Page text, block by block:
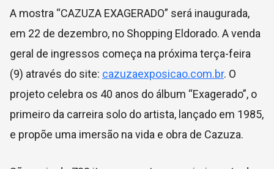
A mostra “CAZUZA EXAGERADO” será inaugurada,
em 22 de dezembro, no Shopping Eldorado. A venda
geral de ingressos começa na próxima terça-feira
(9) através do site: cazuzaexposicao.com.br. O
projeto celebra os 40 anos do álbum “Exagerado”, o
primeiro da carreira solo do artista, lançado em 1985,
e propõe uma imersão na vida e obra de Cazuza.